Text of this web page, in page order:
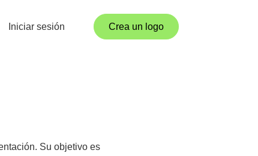
Iniciar sesión Crea un logo
Su objetivo es